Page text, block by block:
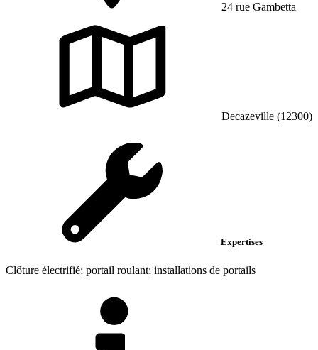
24 rue Gambetta
Decazeville (12300)
Expertises
Clôture électrifié; portail roulant; installations de portails